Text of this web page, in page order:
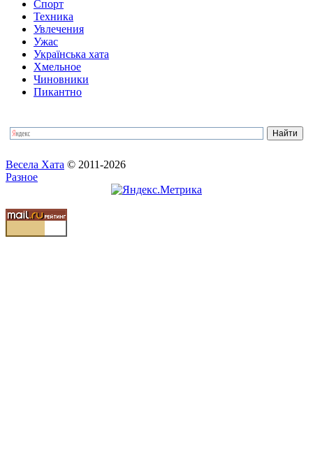
Спорт
Техника
Увлечения
Ужас
Українська хата
Хмельное
Чиновники
Пикантно
Весела Хата © 2011-2026
Разное